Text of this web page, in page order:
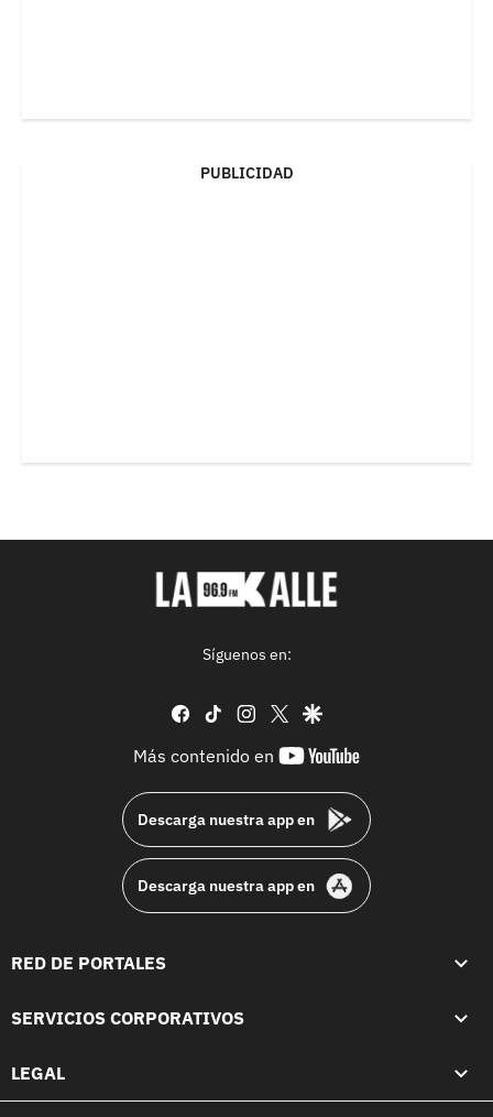
PUBLICIDAD
Síguenos en:
facebook
tiktok instagram
twittergoogle
Más contenido en
youtube-
Descarga nuestra app en
Descarga nuestra app en
RED DE PORTALES
SERVICIOS CORPORATIVOS
LEGAL